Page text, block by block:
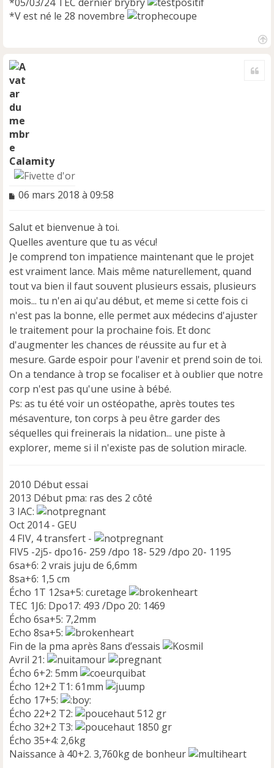
*V est né le 28 novembre
Calamity
M
s
a
g
e
n
o
n
l
u
06 mars 2018 à 09:58
Salut et bienvenue à toi.
Quelles aventure que tu as vécu!
Je comprend ton impatience maintenant que le projet
est vraiment lance. Mais même naturellement, quand
tout va bien il faut souvent plusieurs essais, plusieurs
mois... tu n'en ai qu'au début, et meme si cette fois ci
n'est pas la bonne, elle permet aux médecins d'ajuster
le traitement pour la prochaine fois. Et donc
d'augmenter les chances de réussite au fur et à
mesure. Garde espoir pour l'avenir et prend soin de toi.
On a tendance à trop se focaliser et à oublier que notre
corp n'est pas qu'une usine à bébé.
Ps: as tu été voir un ostéopathe, après toutes tes
mésaventure, ton corps à peu être garder des
séquelles qui freinerais la nidation... une piste à
explorer, meme si il n'existe pas de solution miracle.
2010 Début essai
2013 Début pma: ras des 2 côté
3 IAC:
Oct 2014 - GEU
4 FIV, 4 transfert -
FIV5 -2j5- dpo16- 259 /dpo 18- 529 /dpo 20- 1195
6sa+6: 2 vrais juju de 6,6mm
8sa+6: 1,5 cm
Écho 1T 12sa+5: curetage
TEC 1J6: Dpo17: 493 /Dpo 20: 1469
Écho 6sa+5: 7,2mm
Echo 8sa+5:
Fin de la pma après 8ans d’essais
Avril 21:
Écho 6+2: 5mm
Écho 12+2 T1: 61mm
Écho 17+5:
Écho 22+2 T2:
512 gr
Écho 32+2 T3:
1850 gr
Écho 35+4: 2,6kg
Naissance à 40+2. 3,760kg de bonheur